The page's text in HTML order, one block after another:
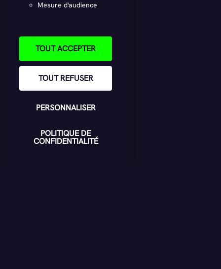
Mesure d'audience
TOUT ACCEPTER
TOUT REFUSER
PERSONNALISER
POLITIQUE DE
CONFIDENTIALITÉ